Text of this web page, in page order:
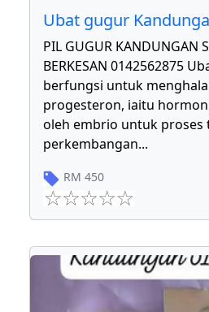
Ubat gugur
PIL GUGUR KANDUNGAN
BERKESAN 0142562875
berfungsi untuk
progesteron, iaitu
oleh embrio untuk proses
perkembangan...
RM 450